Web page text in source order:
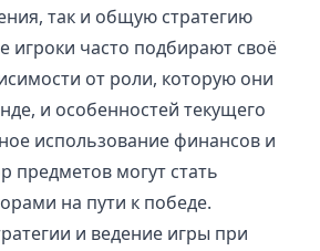
так и общую стратегию
часто подбирают своё
от роли, которую они
и особенностей текущего
использование финансов и
предметов могут стать
на пути к победе.
и ведение игры при